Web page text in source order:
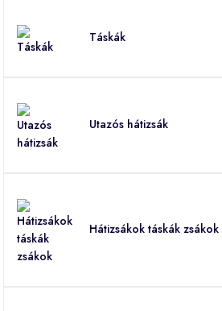
Táskák
Utazós hátizsák
Hátizsákok táskák zsákok